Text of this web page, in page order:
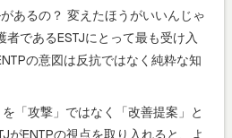
あるの？ 変えたほうがいいんじゃ
であるESTJにとって最も受け入
の意図は反抗ではなく純粋な知
「攻撃」ではなく「改善提案」と
がENTPの視点を取り入れると、よ